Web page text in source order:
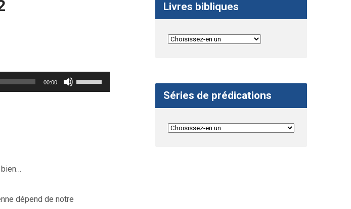
00:00
Utilisez
les
dépend de notre
Livres bibliques
Séries de prédications